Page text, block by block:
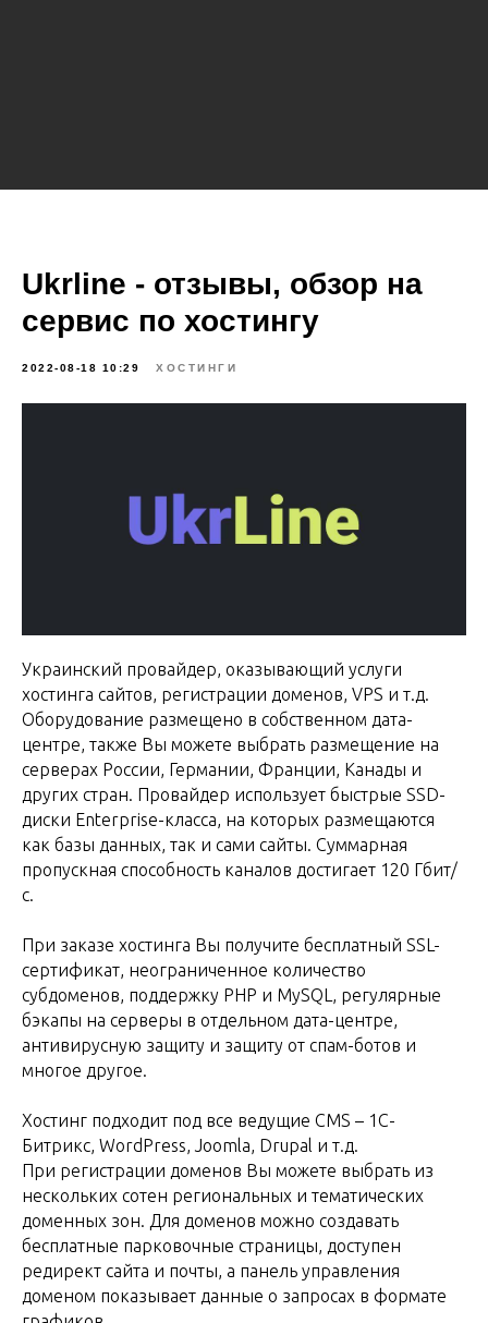
Ukrline - отзывы, обзор на
сервис по хостингу
2022-08-18 10:29 ХОСТИНГИ
Украинский провайдер, оказывающий услуги
хостинга сайтов, регистрации доменов, VPS и т.д.
Оборудование размещено в собственном дата-
центре, также Вы можете выбрать размещение на
серверах России, Германии, Франции, Канады и
других стран. Провайдер использует быстрые SSD-
диски Enterprise-класса, на которых размещаются
как базы данных, так и сами сайты. Суммарная
пропускная способность каналов достигает 120 Гбит/
с.
При заказе хостинга Вы получите бесплатный SSL-
сертификат, неограниченное количество
субдоменов, поддержку РНР и MySQL, регулярные
бэкапы на серверы в отдельном дата-центре,
антивирусную защиту и защиту от спам-ботов и
многое другое.
Хостинг подходит под все ведущие CMS – 1С-
Битрикс, WordPress, Joomla, Drupal и т.д.
При регистрации доменов Вы можете выбрать из
нескольких сотен региональных и тематических
доменных зон. Для доменов можно создавать
бесплатные парковочные страницы, доступен
редирект сайта и почты, а панель управления
доменом показывает данные о запросах в формате